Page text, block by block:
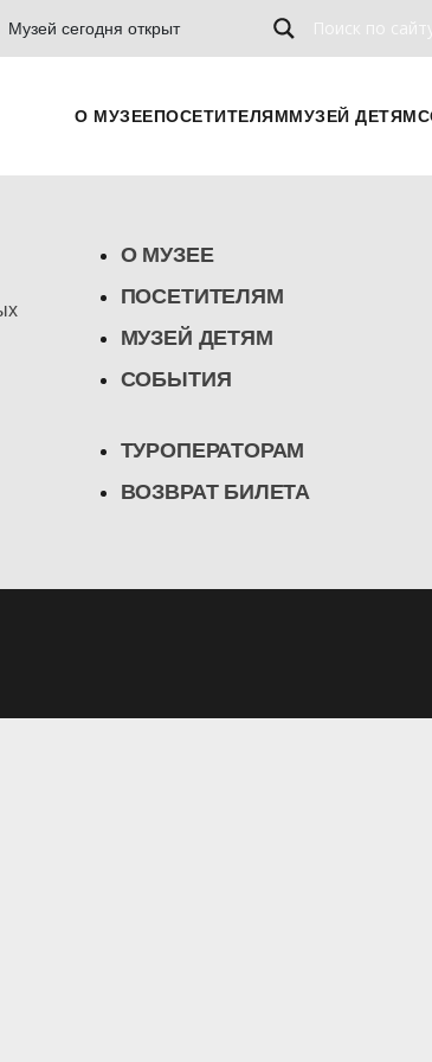
Музей сегодня открыт
О МУЗЕЕПОСЕТИТЕЛЯММУЗЕЙ ДЕТЯМ
О МУЗЕЕ
ПОСЕТИТЕЛЯМ
МУЗЕЙ ДЕТЯМ
СОБЫТИЯ
ТУРОПЕРАТОРАМ
ВОЗВРАТ БИЛЕТА